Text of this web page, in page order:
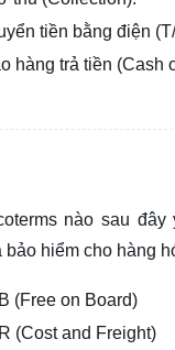
tiền bằng điện
hàng trả tiền (Cash
nào sau đây
bảo hiểm cho hàng
(Free on Board)
(Cost and Freight)